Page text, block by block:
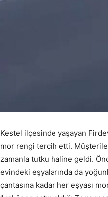
Kestel ilçesinde yaşayan
mor rengi tercih etti.
zamanla tutku haline geldi.
evindeki eşyalarında da
çantasına kadar her eşyası